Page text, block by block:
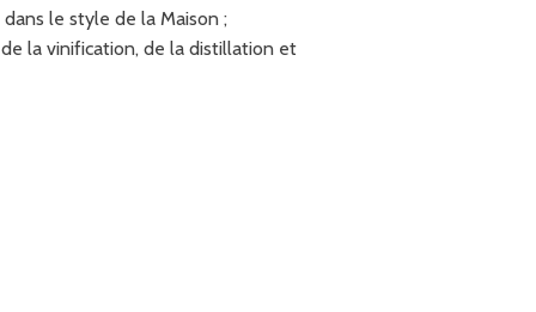
le style de la Maison ;
la vinification, de la distillation et